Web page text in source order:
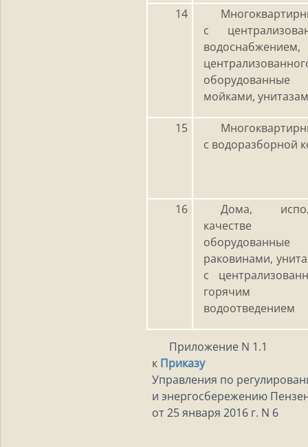
14
с
оборудованные
мойками,
15
с водоразборной
16
Дома,
качестве
раковинами,
с
горячим
водоотведением
Приложение N 1.1
к Приказу
Управления по
и энергосбережению
от 25 января 2016 г. N 6